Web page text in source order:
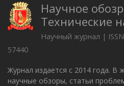
Научное
Технические
Научный журнал |
57440
Журнал издается с 2014 года. В
научные обзоры, статьи